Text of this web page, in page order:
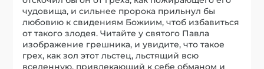
чудовища, и сильнее пророка прильнул бы
любовию к свидениям Божиим, чтоб избавиться
от такого злодея. Читайте у святого Павла
изображение грешника, и увидите, что такое
грех, как зол этот льстец, льстящий всю
вселенную, привлекающий к себе обманом и